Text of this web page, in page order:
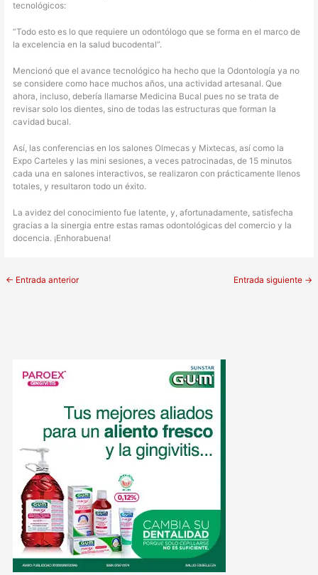
tecnológicos:
“Todo esto es lo que requiere un odontólogo que se forma en el marco de
la excelencia en la salud bucodental”.
Mencionó que el avance tecnológico ha hecho que la Odontología ya no
se considere como hace muchos años, una actividad artesanal. Que
ahora, incluso, debería llamarse Medicina Bucal pues no se trata de
revisar solo los dientes, sino de todas las estructuras que forman la
cavidad bucal.
Así, las conferencias en los salones Olmecas y Mixtecas, así como la
Expo Carteles y las mini sesiones, a veces patrocinadas, de 15 minutos
cada una en salones interactivos, se realizaron con prácticamente llenos
totales, y resultaron todo un éxito.
La avidez del conocimiento fue latente, y, afortunadamente, satisfecha
gracias a la sinergia entre estas ramas odontológicas del comercio y la
docencia. ¡Enhorabuena!
← Entrada anterior Entrada siguiente →